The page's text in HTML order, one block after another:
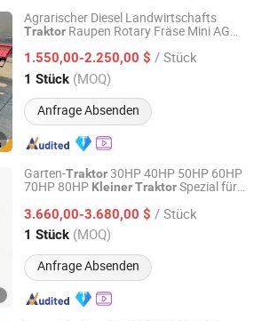
Agrarischer Diesel Landwirtschafts
Traktor Raupen Rotary Fräse Mini AG
1.550,00-2.250,00 $ / Stück
1 Stück (MOQ)
Anfrage Absenden
Trade Co., Ltd.
Seit 2025
Garten-Traktor30HP 40HP 50HP 60HP
70HP 80HP KleinerTraktorSpezial für
3.660,00-3.680,00 $ / Stück
1 Stück (MOQ)
Anfrage Absenden
Co., Ltd
Seit 2026